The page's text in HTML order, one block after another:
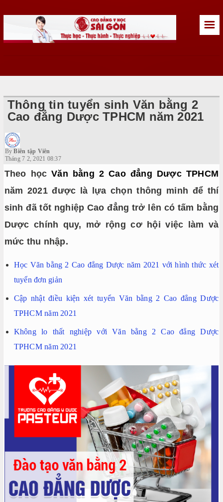
☰
Thông tin tuyển sinh Văn bằng 2
Cao đẳng Dược TPHCM năm 2021
ByBiên tập Viên
Tháng 7 2, 2021 08:37
Theo họcVăn bằng 2 Cao đẳng Dược TPHCM
năm 2021 được là lựa chọn thông minh để thí
sinh đã tốt nghiệp Cao đẳng trở lên có tấm bằng
Dược chính quy, mở rộng cơ hội việc làm và
mức thu nhập.
Học Văn bằng 2 Cao đẳng Dược năm 2021 với hình thức xét
tuyển đơn giản
Cập nhật điều kiện xét tuyển Văn bằng 2 Cao đẳng Dược
TPHCM năm 2021
Không lo thất nghiệp với Văn bằng 2 Cao đẳng Dược
TPHCM năm 2021